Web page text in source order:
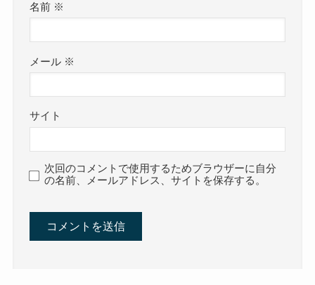
名前 ※
メール ※
サイト
次回のコメントで使用するためブラウザーに自分
の名前、メールアドレス、サイトを保存する。